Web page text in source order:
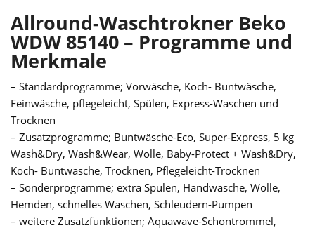
Allround-Waschtrokner Beko
WDW 85140 – Programme und
Merkmale
– Standardprogramme; Vorwäsche, Koch- Buntwäsche,
Feinwäsche, pflegeleicht, Spülen, Express-Waschen und
Trocknen
– Zusatzprogramme; Buntwäsche-Eco, Super-Express, 5 kg
Wash&Dry, Wash&Wear, Wolle, Baby-Protect + Wash&Dry,
Koch- Buntwäsche, Trocknen, Pflegeleicht-Trocknen
– Sonderprogramme; extra Spülen, Handwäsche, Wolle,
Hemden, schnelles Waschen, Schleudern-Pumpen
– weitere Zusatzfunktionen; Aquawave-Schontrommel,